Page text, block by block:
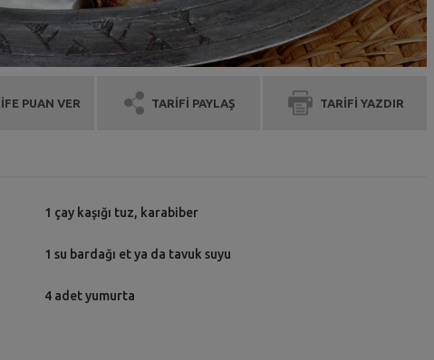
PUAN VER TARİFİ PAYLAŞ TARİFİ YAZDIR
1 çay kaşığı tuz, karabiber
1 su bardağı et ya da tavuk suyu
4 adet yumurta